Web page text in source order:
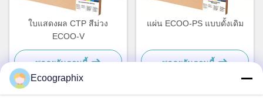
ใบแสดงผล CTP สีม่วง
ECOO-V
พูดคุยกันตอนนี้
แผ่น ECOO-PS แบบดั้งเดิม
พูดคุยกันตอนนี้
Ecoographix